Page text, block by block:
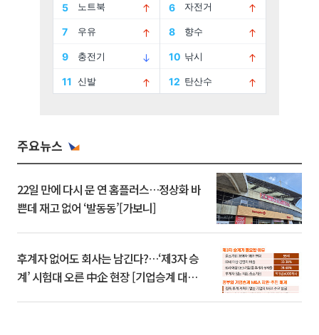
주요뉴스
22일 만에 다시 문 연 홈플러스…정상화 바
쁜데 재고 없어 ‘발동동’[가보니]
후계자 없어도 회사는 남긴다?…‘제3자 승
계’ 시험대 오른 中企 현장 [기업승계 대전